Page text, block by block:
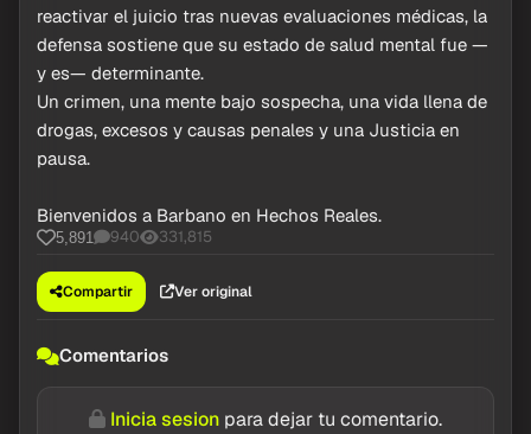
reactivar el juicio tras nuevas evaluaciones médicas, la
defensa sostiene que su estado de salud mental fue —
y es— determinante.
Un crimen, una mente bajo sospecha, una vida llena de
drogas, excesos y causas penales y una Justicia en
pausa.
Bienvenidos a Barbano en Hechos Reales.
5,891 940 331,815
Compartir Ver original
Comentarios
Inicia sesion para dejar tu comentario.